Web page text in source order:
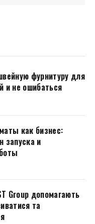
фурнитуру для
и не ошибаться
как бизнес:
запуска и
Group допомагають
та